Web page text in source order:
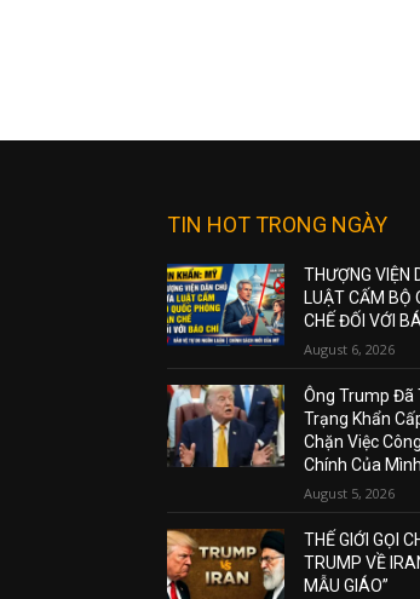
TIN HOT TRONG NGÀY
THƯỢNG VIỆN
LUẬT CẤM BỘ
CHẾ ĐỐI VỚI
August 6, 2026
Ông Trump Đã
Trạng Khẩn
Chặn Việc
Chính Của
August 5, 2026
THẾ GIỚI GỌI
TRUMP VỀ
MẪU GIÁO”